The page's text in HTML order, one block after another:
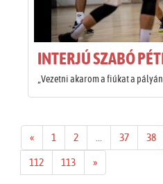
INTERJÚ SZABÓ
„Vezetni akarom a fiúkat a
« 1 2 37 38
112 113 »